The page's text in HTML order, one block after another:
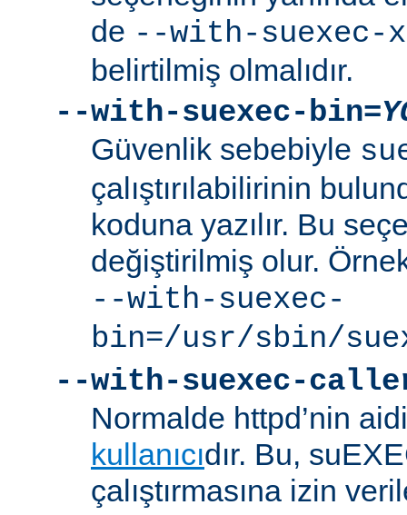
de --with-suexec-
belirtilmiş olmalıdır.
--with-suexec-bin=
Güvenlik sebebiyle
çalıştırılabilirinin
koduna yazılır. Bu
değiştirilmiş olur.
--with-suexec-
bin=/usr/sbin/
--with-suexec-
Normalde httpd’nin
kullanıcıdır. Bu,
çalıştırmasına izin